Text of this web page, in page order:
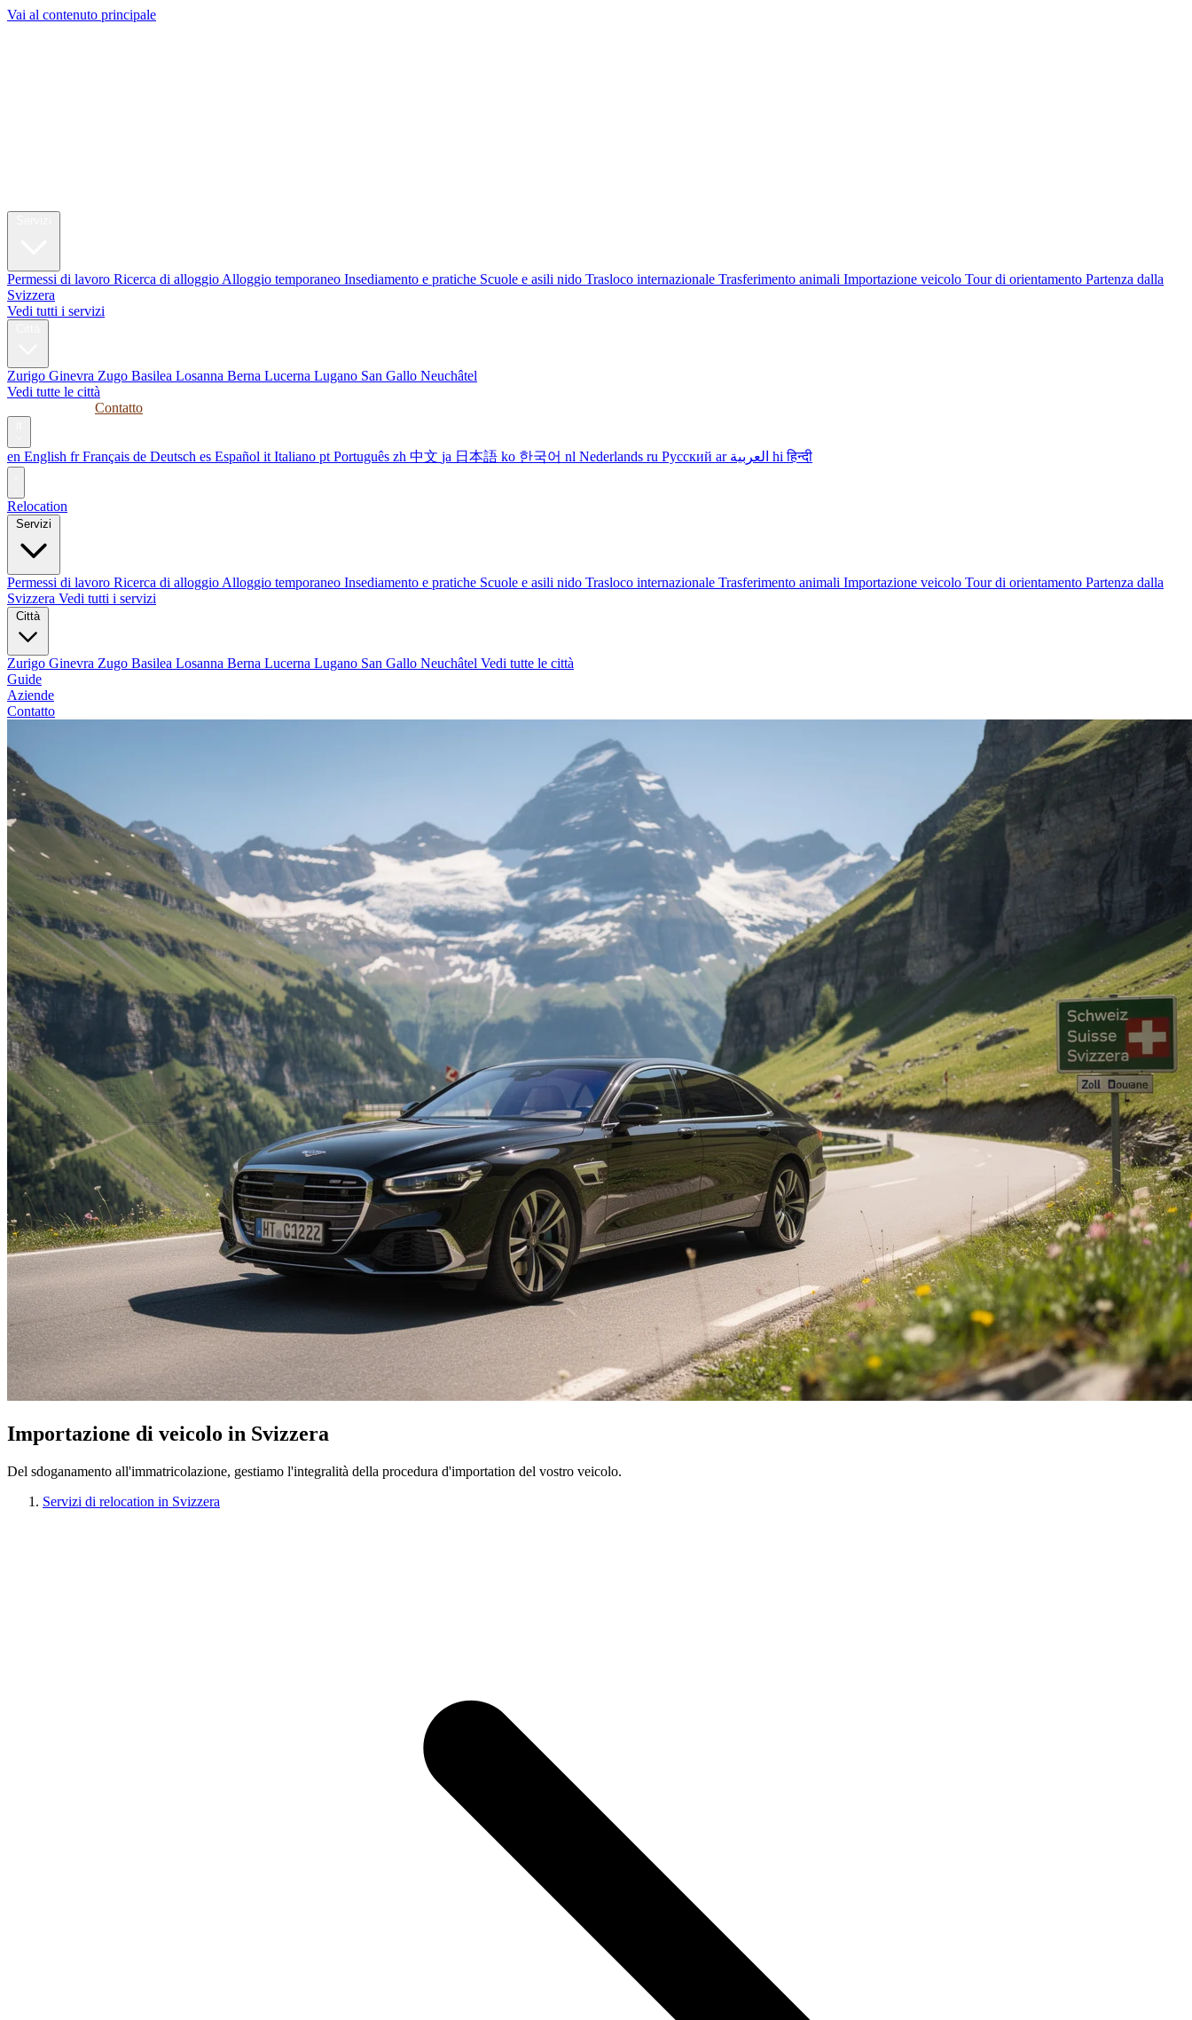
Vai al contenuto principale
Permessi di lavoro Ricerca di alloggio Alloggio temporaneo Insediamento e pratiche Scuole e asili nido Trasloco internazionale Trasferimento animali Importazione veicolo Tour di orientamento Partenza dalla
Svizzera
Vedi tutti i servizi
Zurigo Ginevra Zugo Basilea Losanna Berna Lucerna Lugano San Gallo Neuchâtel
Vedi tutte le città
Contatto
en English fr Français de Deutsch es Español it Italiano pt Português zh 中文 ja 日本語 ko 한국어 nl Nederlands ru Русский ar العربية hi हिन्दी
Relocation
Servizi
Permessi di lavoro Ricerca di alloggio Alloggio temporaneo Insediamento e pratiche Scuole e asili nido Trasloco internazionale Trasferimento animali Importazione veicolo Tour di orientamento Partenza dalla
Svizzera Vedi tutti i servizi
Città
Zurigo Ginevra Zugo Basilea Losanna Berna Lucerna Lugano San Gallo Neuchâtel Vedi tutte le città
Guide
Aziende
Contatto
Importazione di veicolo in Svizzera
Del sdoganamento all'immatricolazione, gestiamo l'integralità della procedura d'importation del vostro veicolo.
Servizi di relocation in Svizzera